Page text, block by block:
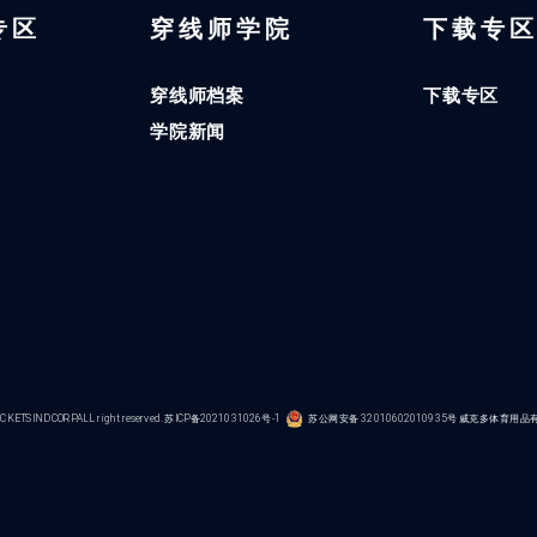
区 穿线师学院
穿线师档案
学院新闻
下载专区
下载专区
IND CORP.ALL right reserved.苏ICP备2021031026号-1 苏公网安备 32010602010935号 威克多体育用